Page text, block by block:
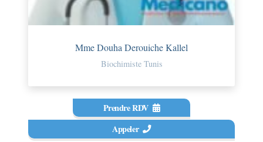
Mme Douha Derouiche Kallel
Biochimiste Tunis
Prendre RDV
Appeler